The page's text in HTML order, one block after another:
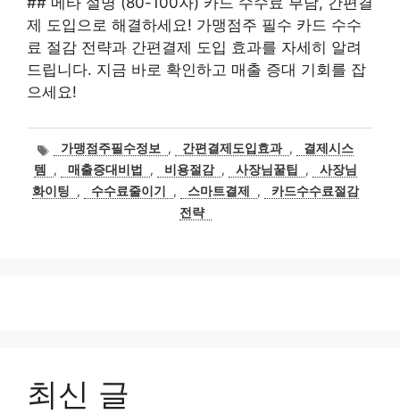
제 도입으로 해결하세요! 가맹점주 필수 카드 수수
료 절감 전략과 간편결제 도입 효과를 자세히 알려
드립니다. 지금 바로 확인하고 매출 증대 기회를 잡
으세요!
태가맹점주필수정보 , 간편결제도입효과 ,
결제시스
템
, 매출증대비법 , 비용절감 , 사장님꿀팁 ,
사장님
화이팅
, 수수료줄이기 , 스마트결제 ,
카드수수료절감
전략
최신 글